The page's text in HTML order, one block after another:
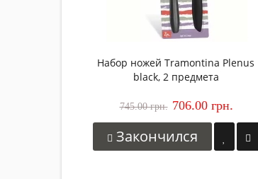
Набор ножей Tramontina Plenus
black, 2 предмета
745.00 грн. 706.00 грн.
Закончился